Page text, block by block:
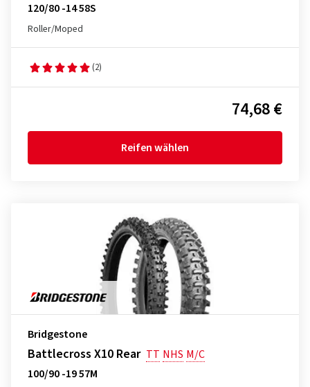
120/80 -14 58S
Roller/Moped
(2)
74,68 €
Reifen wählen
Bridgestone
Battlecross X10 Rear TT NHS M/C
100/90 -19 57M